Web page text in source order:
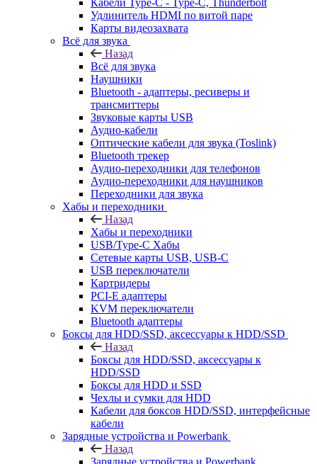
Кабели Type-C - Type-C, Thunderbolt
Удлинитель HDMI по витой паре
Карты видеозахвата
Всё для звука
Назад
Всё для звука
Наушники
Bluetooth - адаптеры, ресиверы и
трансмиттеры
Звуковые карты USB
Аудио-кабели
Оптические кабели для звука (Toslink)
Bluetooth трекер
Аудио-переходники для телефонов
Аудио-переходники для наушников
Переходники для звука
Хабы и переходники
Назад
Хабы и переходники
USB/Type-C Хабы
Сетевые карты USB, USB-C
USB переключатели
Картридеры
PCI-E адаптеры
KVM переключатели
Bluetooth адаптеры
Боксы для HDD/SSD, аксессуары к HDD/SSD
Назад
Боксы для HDD/SSD, аксессуары к
HDD/SSD
Боксы для HDD и SSD
Чехлы и сумки для HDD
Кабели для боксов HDD/SSD, интерфейсные
кабели
Зарядные устройства и Powerbank
Назад
Зарядные устройства и Powerbank